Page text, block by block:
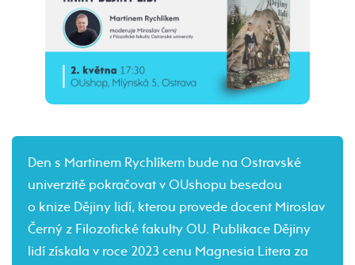
Den s Martinem Rychlíkem bude na Ostravské
univerzitě pokračovat v OUshopu besedou
o knize Dějiny lidí, kterou provede docent Miroslav
Černý z Filozofické fakulty OU. Publikace Dějiny
lidí získala v roce 2023 cenu Magnesia Litera za